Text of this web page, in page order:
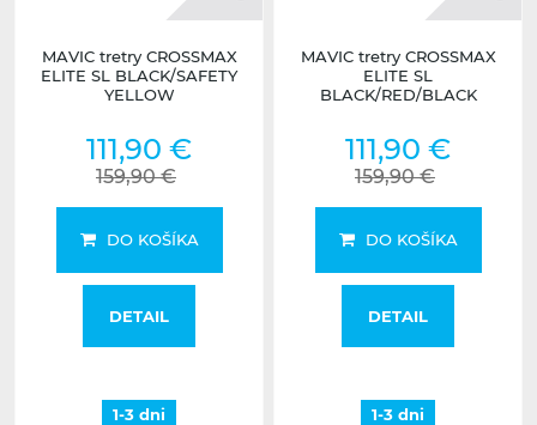
MAVIC tretry CROSSMAX
ELITE SL BLACK/SAFETY
YELLOW
111,90 €
159,90 €
DO KOŠÍKA
DETAIL
1-3 dni
MAVIC tretry CROSSMAX
ELITE SL
BLACK/RED/BLACK
111,90 €
159,90 €
DO KOŠÍKA
DETAIL
1-3 dni